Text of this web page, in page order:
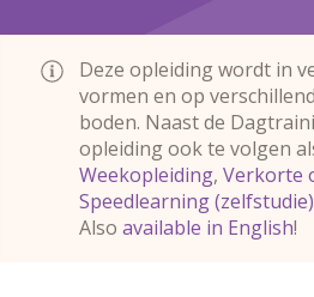
Deze opleiding wordt in
vormen en op
boden. Naast de
opleiding ook te volgen
Weekopleiding Verkorte
Speedlearning (zelfstudie)
Also available in English!